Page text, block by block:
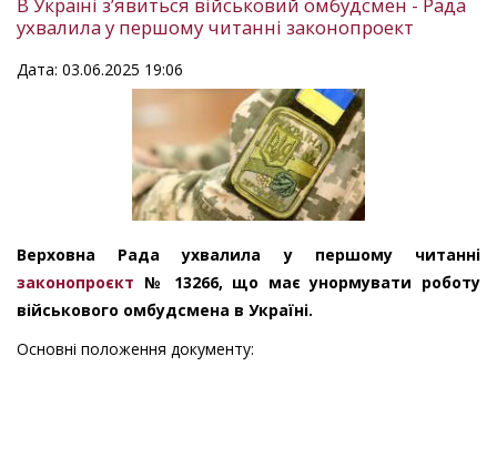
В Україні з’явиться військовий омбудсмен - Рада
ухвалила у першому читанні законопроект
Дата: 03.06.2025 19:06
Верховна Рада ухвалила у першому читанні
законопроєкт № 13266, що має унормувати роботу
військового омбудсмена в Україні.
Основні положення документу: